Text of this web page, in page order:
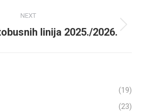
NEXT
Nextlinija 2025./2026.
(19)
(23)